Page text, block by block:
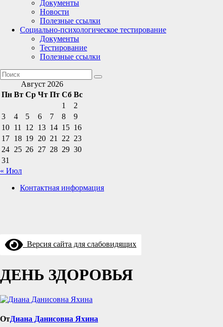
Документы
Новости
Полезные ссылки
Социально-психологическое тестирование
Документы
Тестирование
Полезные ссылки
Август 2026
Пн Вт Ср Чт Пт Сб Вс
1
2
3
4 5 6 7 8
9
10 11 12 13 14 15 16
17 18 19 20 21 22 23
24 25 26 27 28 29 30
31
« Июл
Контактная информация
Версия сайта для слабовидящих
ДЕНЬ ЗДОРОВЬЯ
ОтДиана Данисовна Яхина